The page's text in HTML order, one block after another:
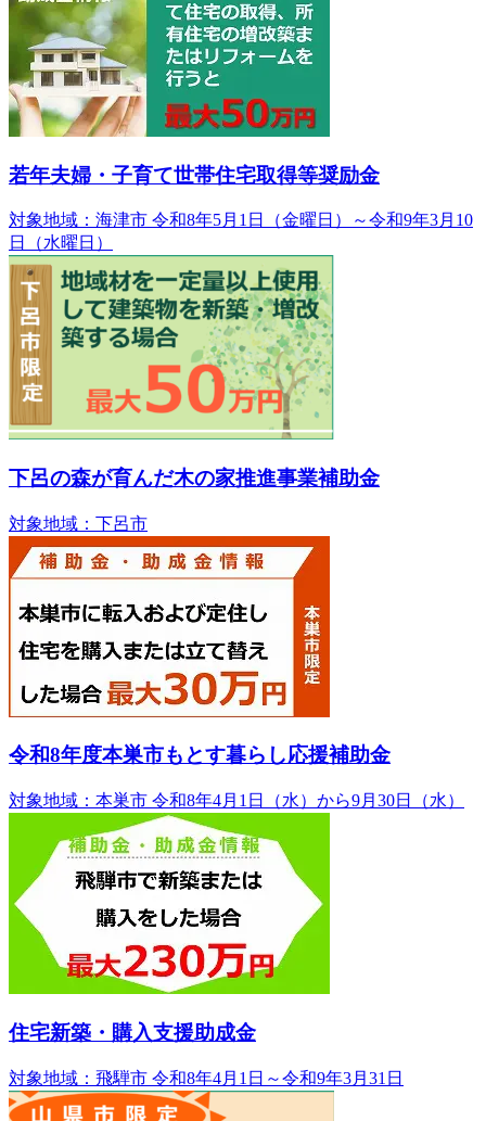
若年夫婦・子育て世帯住宅取得等奨励金
対象地域：海津市 令和8年5月1日（金曜日）～令和9年3月10
日（水曜日）
下呂の森が育んだ木の家推進事業補助金
対象地域：下呂市
令和8年度本巣市もとす暮らし応援補助金
対象地域：本巣市 令和8年4月1日（水）から9月30日（水）
住宅新築・購入支援助成金
対象地域：飛騨市 令和8年4月1日～令和9年3月31日